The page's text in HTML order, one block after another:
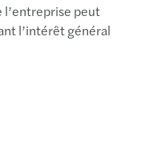
l’entreprise peut
l’intérêt général